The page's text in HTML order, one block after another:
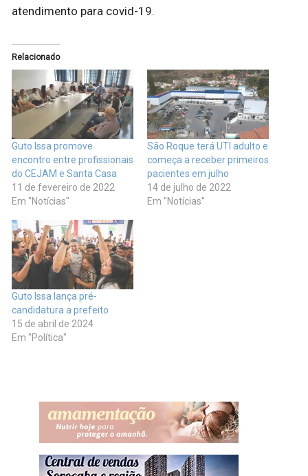
atendimento para covid-19.
Relacionado
Guto Issa promove
encontro entre profissionais
do CEJAM e Santa Casa
11 de fevereiro de 2022
Em "Notícias"
São Roque terá UTI adulto e
começa a receber primeiros
pacientes em julho
14 de julho de 2022
Em "Notícias"
Guto Issa lança pré-
candidatura a prefeito
15 de abril de 2024
Em "Política"